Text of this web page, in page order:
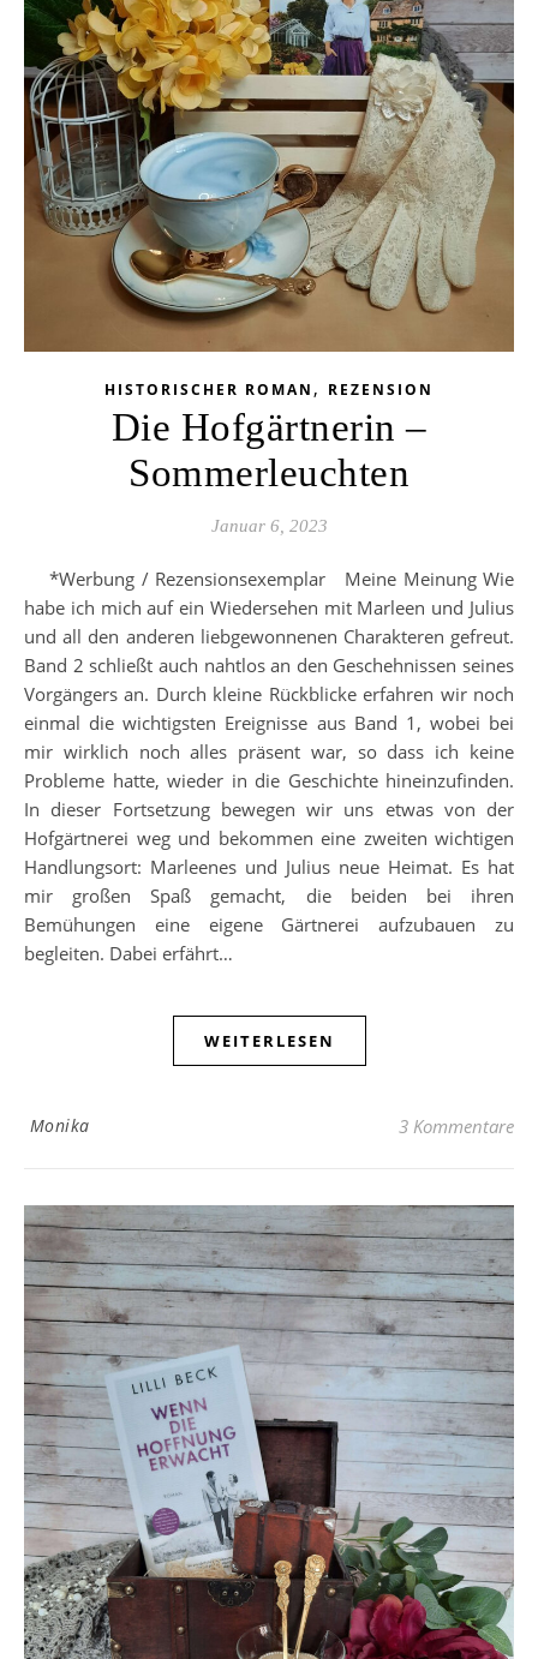
HISTORISCHER ROMAN , REZENSION
Die Hofgärtnerin –
Sommerleuchten
Januar 6, 2023
*Werbung / Rezensionsexemplar Meine Meinung Wie
habe ich mich auf ein Wiedersehen mit Marleen und Julius
und all den anderen liebgewonnenen Charakteren gefreut.
Band 2 schließt auch nahtlos an den Geschehnissen seines
Vorgängers an. Durch kleine Rückblicke erfahren wir noch
einmal die wichtigsten Ereignisse aus Band 1, wobei bei
mir wirklich noch alles präsent war, so dass ich keine
Probleme hatte, wieder in die Geschichte hineinzufinden.
In dieser Fortsetzung bewegen wir uns etwas von der
Hofgärtnerei weg und bekommen eine zweiten wichtigen
Handlungsort: Marleenes und Julius neue Heimat. Es hat
mir großen Spaß gemacht, die beiden bei ihren
Bemühungen eine eigene Gärtnerei aufzubauen zu
begleiten. Dabei erfährt…
WEITERLESEN
Monika 3 Kommentare